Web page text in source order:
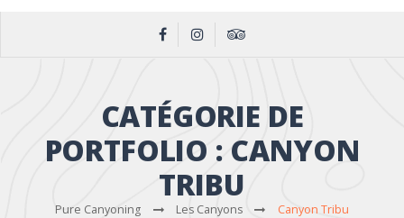
CATÉGORIE DE
PORTFOLIO : CANYON
TRIBU
Pure Canyoning Les Canyons Canyon Tribu